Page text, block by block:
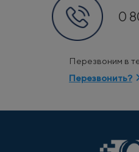
0
Перезвоним в
Перезвонить?